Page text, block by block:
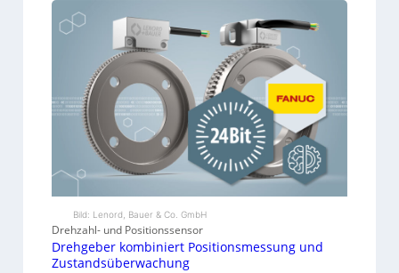
Bild: Lenord, Bauer & Co. GmbH
Drehzahl- und Positionssensor
Drehgeber kombiniert Positionsmessung und
Zustandsüberwachung